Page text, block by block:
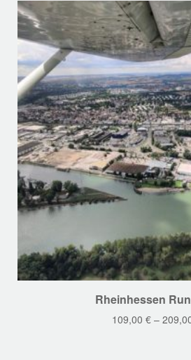
Produkt
weist
Rheinhessen
109,00 € –